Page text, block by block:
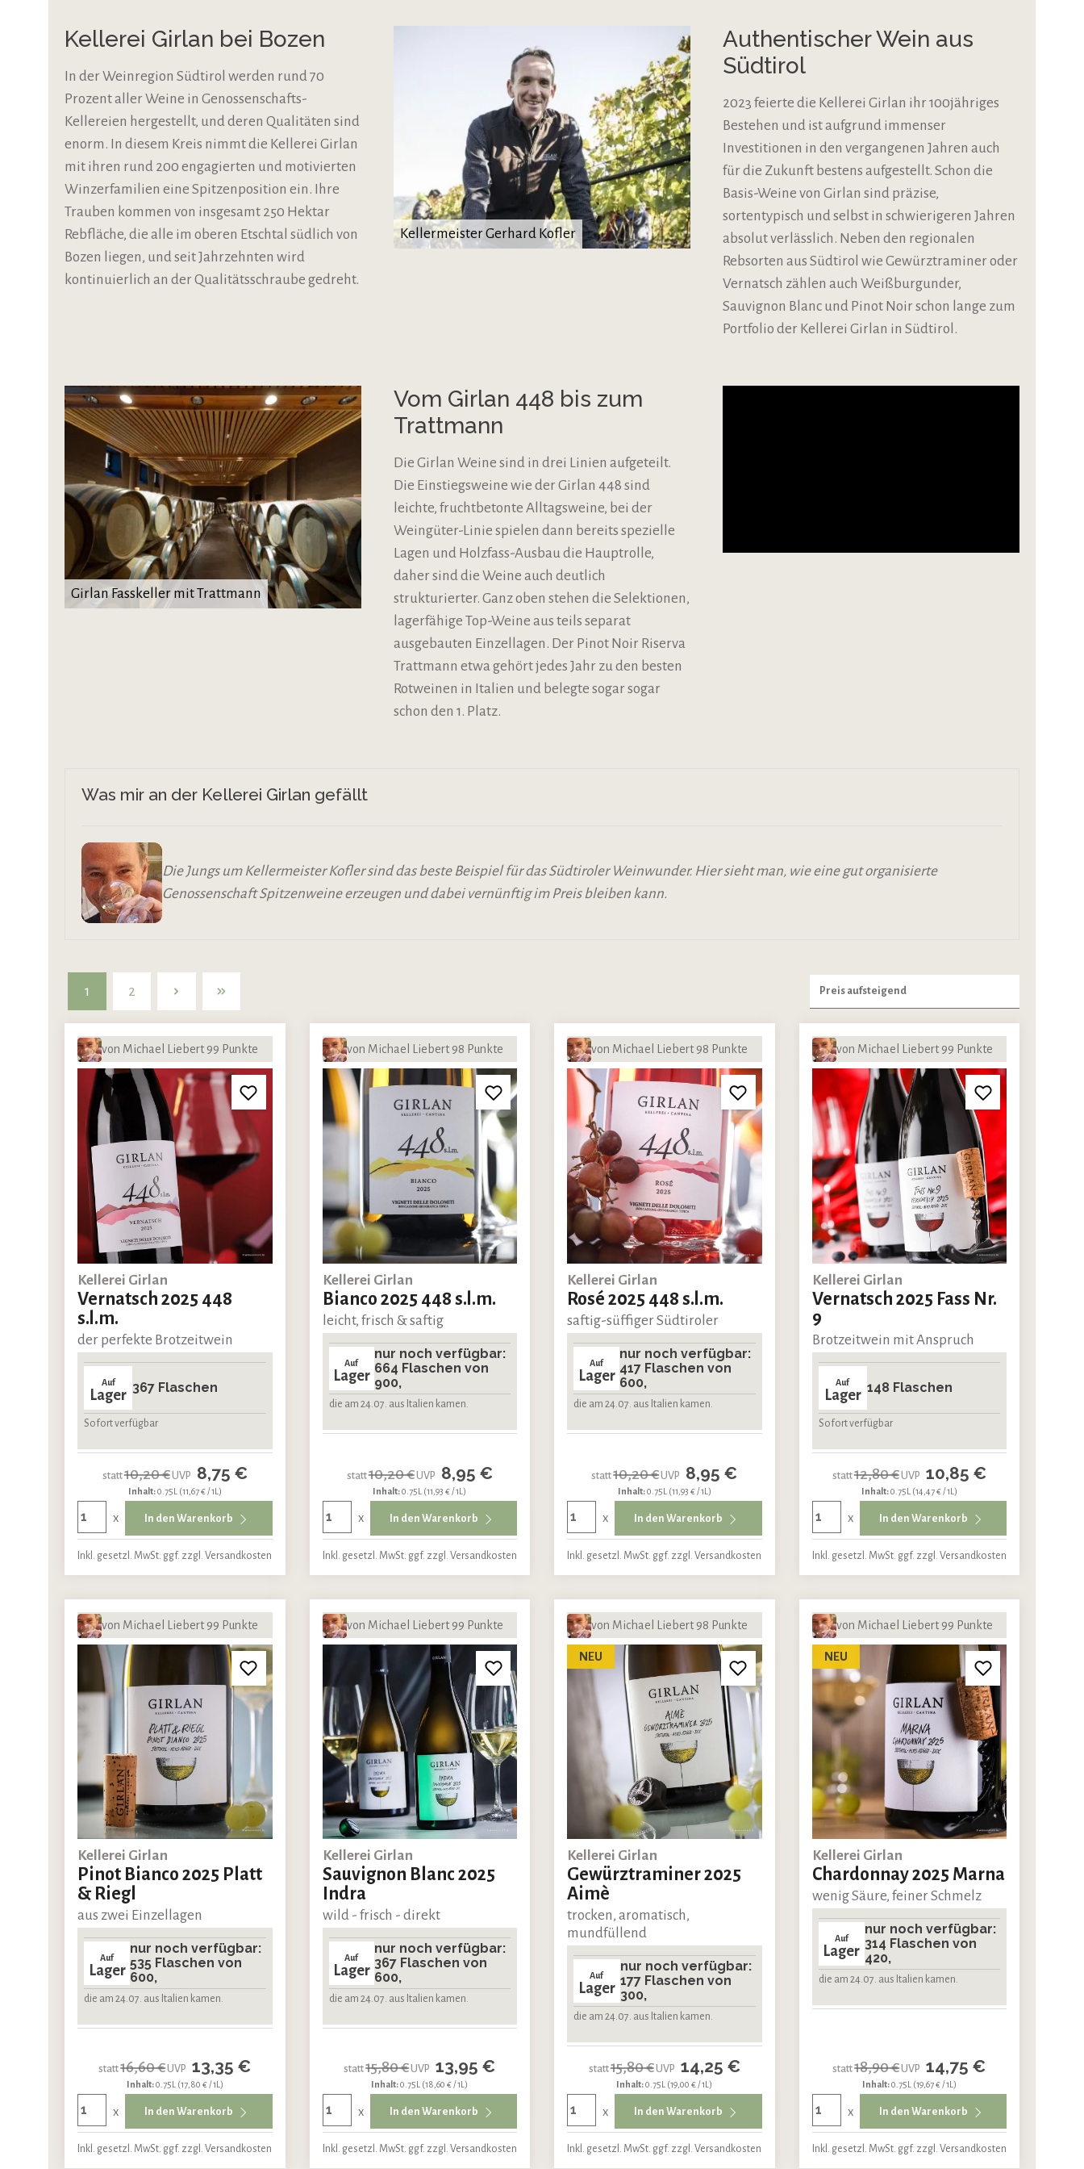
Kellerei Girlan bei Bozen
In der Weinregion Südtirol werden rund 70
Prozent aller Weine in Genossenschafts-
Kellereien hergestellt, und deren Qualitäten sind
enorm. In diesem Kreis nimmt die Kellerei Girlan
mit ihren rund 200 engagierten und motivierten
Winzerfamilien eine Spitzenposition ein. Ihre
Trauben kommen von insgesamt 250 Hektar
Rebfläche, die alle im oberen Etschtal südlich von
Bozen liegen, und seit Jahrzehnten wird
kontinuierlich an der Qualitätsschraube gedreht.
Kellermeister Gerhard Kofler
Authentischer Wein aus
Südtirol
2023 feierte die Kellerei Girlan ihr 100jähriges
Bestehen und ist aufgrund immenser
Investitionen in den vergangenen Jahren auch
für die Zukunft bestens aufgestellt. Schon die
Basis-Weine von Girlan sind präzise,
sortentypisch und selbst in schwierigeren Jahren
absolut verlässlich. Neben den regionalen
Rebsorten aus Südtirol wie Gewürztraminer oder
Vernatsch zählen auch Weißburgunder,
Sauvignon Blanc und Pinot Noir schon lange zum
Portfolio der Kellerei Girlan in Südtirol.
Girlan Fasskeller mit Trattmann
Vom Girlan 448 bis zum
Trattmann
Die Girlan Weine sind in drei Linien aufgeteilt.
Die Einstiegsweine wie der Girlan 448 sind
leichte, fruchtbetonte Alltagsweine, bei der
Weingüter-Linie spielen dann bereits spezielle
Lagen und Holzfass-Ausbau die Hauptrolle,
daher sind die Weine auch deutlich
strukturierter. Ganz oben stehen die Selektionen,
lagerfähige Top-Weine aus teils separat
ausgebauten Einzellagen. Der Pinot Noir Riserva
Trattmann etwa gehört jedes Jahr zu den besten
Rotweinen in Italien und belegte sogar sogar
schon den 1. Platz.
Was mir an der Kellerei Girlan gefällt
Die Jungs um Kellermeister Kofler sind das beste Beispiel für das Südtiroler Weinwunder. Hier sieht man, wie eine gut organisierte
Genossenschaft Spitzenweine erzeugen und dabei vernünftig im Preis bleiben kann.
1 2
von Michael Liebert 99 Punkte
Kellerei Girlan
Vernatsch 2025 448
s.l.m.
der perfekte Brotzeitwein
Auf
Lager 367 Flaschen
Sofort verfügbar
statt10,20 €UVP 8,75 €
Inhalt:0.75L (11,67 € / 1L)
x In den Warenkorb
Inkl. gesetzl. MwSt. ggf. zzgl. Versandkosten
von Michael Liebert 98 Punkte
Kellerei Girlan
Bianco 2025 448 s.l.m.
leicht, frisch & saftig
Auf
Lager
nur noch verfügbar:
664 Flaschen von
900,
die am 24.07. aus Italien kamen.
statt10,20 €UVP 8,95 €
Inhalt:0.75L (11,93 € / 1L)
x In den Warenkorb
Inkl. gesetzl. MwSt. ggf. zzgl. Versandkosten
von Michael Liebert 98 Punkte
Kellerei Girlan
Rosé 2025 448 s.l.m.
saftig-süffiger Südtiroler
Auf
Lager
nur noch verfügbar:
417 Flaschen von
600,
die am 24.07. aus Italien kamen.
statt10,20 €UVP 8,95 €
Inhalt:0.75L (11,93 € / 1L)
x In den Warenkorb
Inkl. gesetzl. MwSt. ggf. zzgl. Versandkosten
von Michael Liebert 99 Punkte
Kellerei Girlan
Vernatsch 2025 Fass Nr.
9
Brotzeitwein mit Anspruch
Auf
Lager 148 Flaschen
Sofort verfügbar
statt12,80 €UVP 10,85 €
Inhalt:0.75L (14,47 € / 1L)
x In den Warenkorb
Inkl. gesetzl. MwSt. ggf. zzgl. Versandkosten
von Michael Liebert 99 Punkte
Kellerei Girlan
Pinot Bianco 2025 Platt
& Riegl
aus zwei Einzellagen
Auf
Lager
nur noch verfügbar:
535 Flaschen von
600,
die am 24.07. aus Italien kamen.
statt16,60 €UVP 13,35 €
Inhalt:0.75L (17,80 € / 1L)
x In den Warenkorb
Inkl. gesetzl. MwSt. ggf. zzgl. Versandkosten
von Michael Liebert 99 Punkte
Kellerei Girlan
Sauvignon Blanc 2025
Indra
wild - frisch - direkt
Auf
Lager
nur noch verfügbar:
367 Flaschen von
600,
die am 24.07. aus Italien kamen.
statt15,80 €UVP 13,95 €
Inhalt:0.75L (18,60 € / 1L)
x In den Warenkorb
Inkl. gesetzl. MwSt. ggf. zzgl. Versandkosten
von Michael Liebert 98 Punkte
NEU
Kellerei Girlan
Gewürztraminer 2025
Aimè
trocken, aromatisch,
mundfüllend
Auf
Lager
nur noch verfügbar:
177 Flaschen von
300,
die am 24.07. aus Italien kamen.
statt15,80 €UVP 14,25 €
Inhalt:0.75L (19,00 € / 1L)
x In den Warenkorb
Inkl. gesetzl. MwSt. ggf. zzgl. Versandkosten
von Michael Liebert 99 Punkte
NEU
Kellerei Girlan
Chardonnay 2025 Marna
wenig Säure, feiner Schmelz
Auf
Lager
nur noch verfügbar:
314 Flaschen von
420,
die am 24.07. aus Italien kamen.
statt18,90 €UVP 14,75 €
Inhalt:0.75L (19,67 € / 1L)
x In den Warenkorb
Inkl. gesetzl. MwSt. ggf. zzgl. Versandkosten